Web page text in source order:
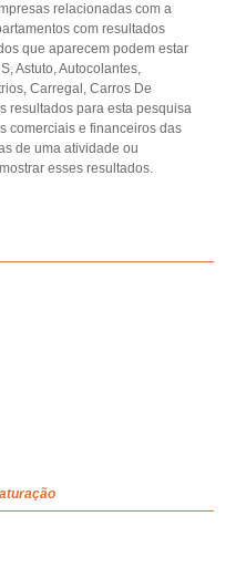
relacionadas com a
com resultados
que aparecem podem estar
Astuto, Autocolantes,
Carregal, Carros De
resultados para esta pesquisa
comerciais e financeiros das
de uma atividade ou
esses resultados.